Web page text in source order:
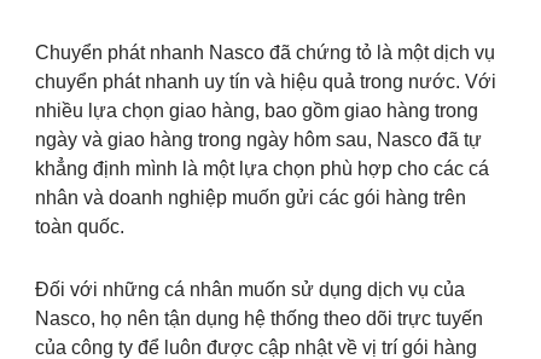
Chuyển phát nhanh Nasco đã chứng tỏ là một dịch vụ
chuyển phát nhanh uy tín và hiệu quả trong nước. Với
nhiều lựa chọn giao hàng, bao gồm giao hàng trong
ngày và giao hàng trong ngày hôm sau, Nasco đã tự
khẳng định mình là một lựa chọn phù hợp cho các cá
nhân và doanh nghiệp muốn gửi các gói hàng trên
toàn quốc.
Đối với những cá nhân muốn sử dụng dịch vụ của
Nasco, họ nên tận dụng hệ thống theo dõi trực tuyến
của công ty để luôn được cập nhật về vị trí gói hàng